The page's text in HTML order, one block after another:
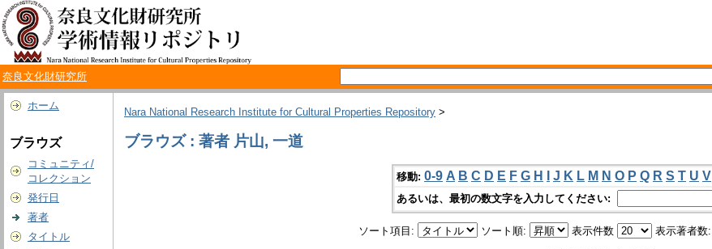
奈良文化財研究所
ホーム
ブラウズ
コミュニティ/
コレクション
発行日
著者
タイトル
Nara National Research Institute for Cultural Properties Repository >
ブラウズ : 著者 片山, 一道
移動: 0-9 A B C D E F G H J K L M N O P Q R S T U V
あるいは、最初の数文字を入力してください:
ソート項目: ソート順: 表示件数 表示著者数: